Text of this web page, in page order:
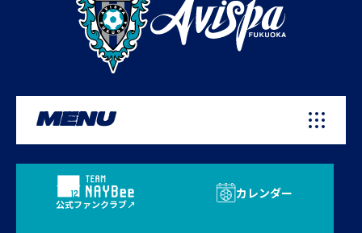
MENU
公式ファンクラブ
カレンダー